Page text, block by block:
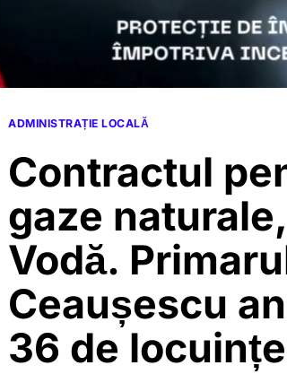
ADMINISTRAȚIE LOCALĂ
Contractul
gaze
Vodă.
Ceaușescu
36 de